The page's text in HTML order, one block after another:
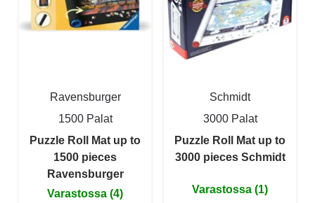
Ravensburger
1500 Palat
Puzzle Roll Mat up to
1500 pieces
Ravensburger
Varastossa (4)
Schmidt
3000 Palat
Puzzle Roll Mat up to
3000 pieces Schmidt
Varastossa (1)